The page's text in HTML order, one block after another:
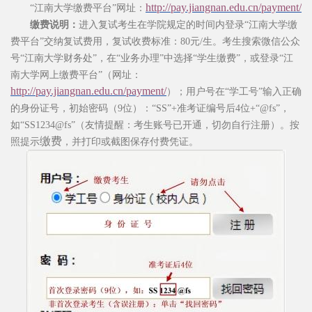
“江南大学缴费平台”网址： http://pay.jiangnan.edu.cn/payment/
缴费说明： 进入复试考生在学院规定的时间内登录“江南大学缴
费平台”交纳复试费用，复试收费标准： 80元/生。考生搜索微信公众
号“江南大学财务处” ，在“业务办理”中选择“学生缴费” ，或登录“江
南大学网上缴费平台” （网址：
http://pay.jiangnan.edu.cn/payment/）； 用户号在“学工号”输入正确
的身份证号，初始密码（9位）：“SS”+准考证编号后4位+“@fs”，
如“SS1234@fs” （友情提醒：考生账号已开通，切勿自行注册）。按
照提示缴费 ，并打印或截图保存付费凭证。